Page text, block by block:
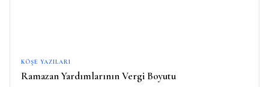
KÖŞE YAZILARI
Ramazan Yardımlarının Vergi Boyutu